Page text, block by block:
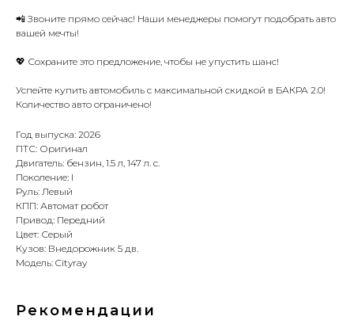
📲 Звоните прямо сейчас! Наши менеджеры помогут подобрать авто
вашей мечты!
💖 Сохраните это предложение, чтобы не упустить шанс!
Успейте купить автомобиль с максимальной скидкой в БАКРА 2.0!
Количество авто ограничено!
Год выпуска: 2026
ПТС: Оригинал
Двигатель: бензин, 1.5 л, 147 л. с.
Поколение: I
Руль: Левый
КПП: Автомат робот
Привод: Передний
Цвет: Серый
Кузов: Внедорожник 5 дв.
Модель: Cityray
Рекомендации